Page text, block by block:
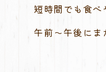
短時間でも食べ
午前〜午後にま